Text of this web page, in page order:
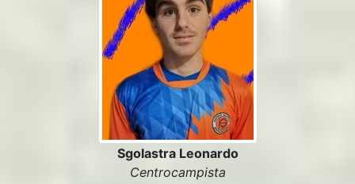
Sgolastra Leonardo
Centrocampista